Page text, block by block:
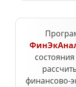
финансово-